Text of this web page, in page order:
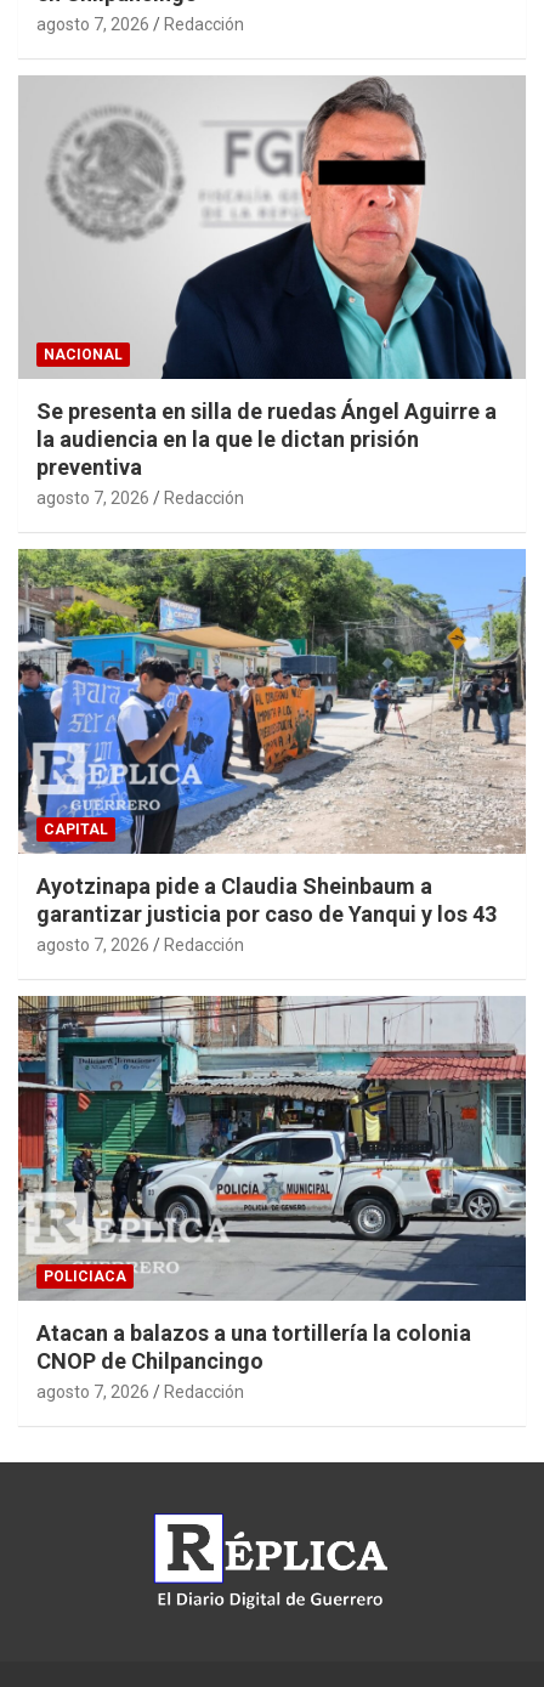
agosto 7, 2026 Redacción
NACIONAL
Se presenta en silla de ruedas Ángel Aguirre a
la audiencia en la que le dictan prisión
preventiva
agosto 7, 2026 Redacción
CAPITAL
Ayotzinapa pide a Claudia Sheinbaum a
garantizar justicia por caso de Yanqui y los 43
agosto 7, 2026 Redacción
POLICIACA
Atacan a balazos a una tortillería la colonia
CNOP de Chilpancingo
agosto 7, 2026 Redacción